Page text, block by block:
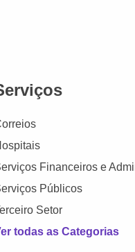
Financeiros e
Públicos
Setor
todas as Categorias